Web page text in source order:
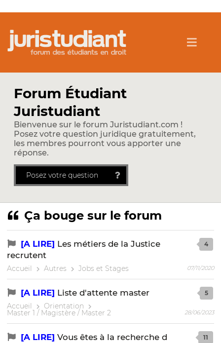
Forum Étudiant
Juristudiant
Bienvenue sur le forum Juristudiant.com !
Posez votre question juridique gratuitement,
les membres pourront vous apporter une
réponse.
Posez votre question
Ça bouge sur le forum
[A LIRE] Les métiers de la Justice
recrutent
Accueil Autres Jobs et Stages
4
07/11/2020
[A LIRE] Liste d'attente master
Accueil Orientation
Master 1 / Magistère / Master 2
5
28/06/2023
[A LIRE] Vous êtes à la recherche d
11